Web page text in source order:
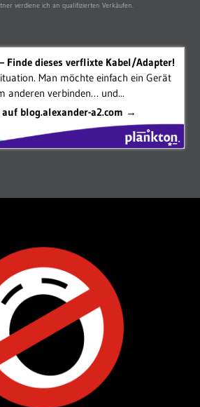
verdiene ich an qualifizierten Verkäufen.
Finde dieses verflixte Kabel/Adapter!
Man möchte einfach ein Gerät
anderen verbinden… und...
auf blog.alexander-a2.com →